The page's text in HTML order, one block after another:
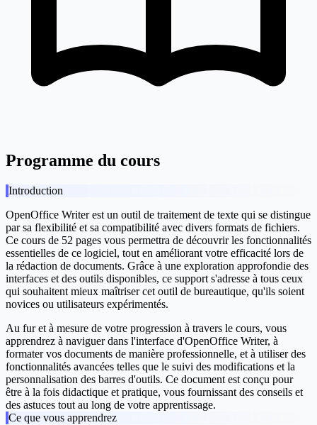
Programme du cours
Introduction
OpenOffice Writer est un outil de traitement de texte qui se distingue
par sa flexibilité et sa compatibilité avec divers formats de fichiers.
Ce cours de 52 pages vous permettra de découvrir les fonctionnalités
essentielles de ce logiciel, tout en améliorant votre efficacité lors de
la rédaction de documents. Grâce à une exploration approfondie des
interfaces et des outils disponibles, ce support s'adresse à tous ceux
qui souhaitent mieux maîtriser cet outil de bureautique, qu'ils soient
novices ou utilisateurs expérimentés.
Au fur et à mesure de votre progression à travers le cours, vous
apprendrez à naviguer dans l'interface d'OpenOffice Writer, à
formater vos documents de manière professionnelle, et à utiliser des
fonctionnalités avancées telles que le suivi des modifications et la
personnalisation des barres d'outils. Ce document est conçu pour
être à la fois didactique et pratique, vous fournissant des conseils et
des astuces tout au long de votre apprentissage.
Ce que vous apprendrez